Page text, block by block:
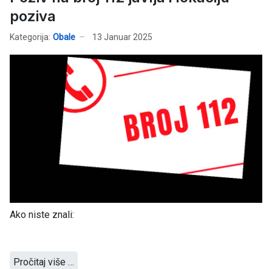
poziva
Kategorija: Obale 13 Januar 2025
Ako niste znali:
Pročitaj više …